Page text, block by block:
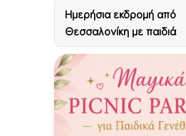
Ημερήσια εκδρομή από
Θεσσαλονίκη με παιδιά